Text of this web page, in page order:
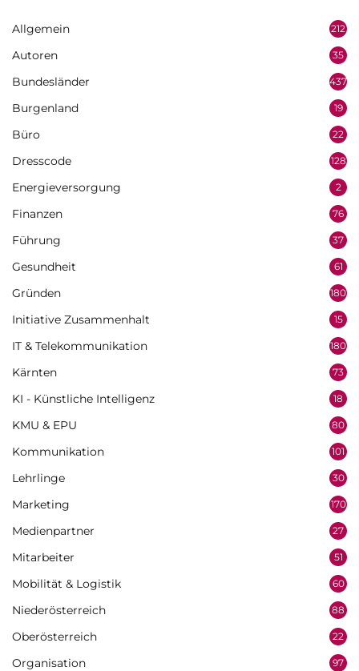
Allgemein 212
Autoren 35
Bundesländer 437
Burgenland 19
Büro 22
Dresscode 128
Energieversorgung 2
Finanzen 76
Führung 37
Gesundheit 61
Gründen 180
Initiative Zusammenhalt 15
IT & Telekommunikation 180
Kärnten 73
KI - Künstliche Intelligenz 18
KMU & EPU 80
Kommunikation 101
Lehrlinge 30
Marketing 170
Medienpartner 27
Mitarbeiter 51
Mobilität & Logistik 60
Niederösterreich 88
Oberösterreich 22
Organisation 97